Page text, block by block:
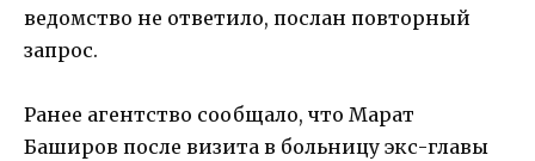
ведомство не ответило, послан повторный
запрос.
Ранее агентство сообщало, что Марат
Баширов после визита в больницу экс-главы